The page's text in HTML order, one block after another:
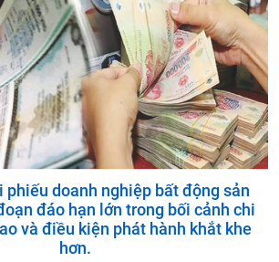
doanh nghiệp bất động sản
đáo hạn lớn trong bối cảnh chi
và điều kiện phát hành khắt khe
hơn.